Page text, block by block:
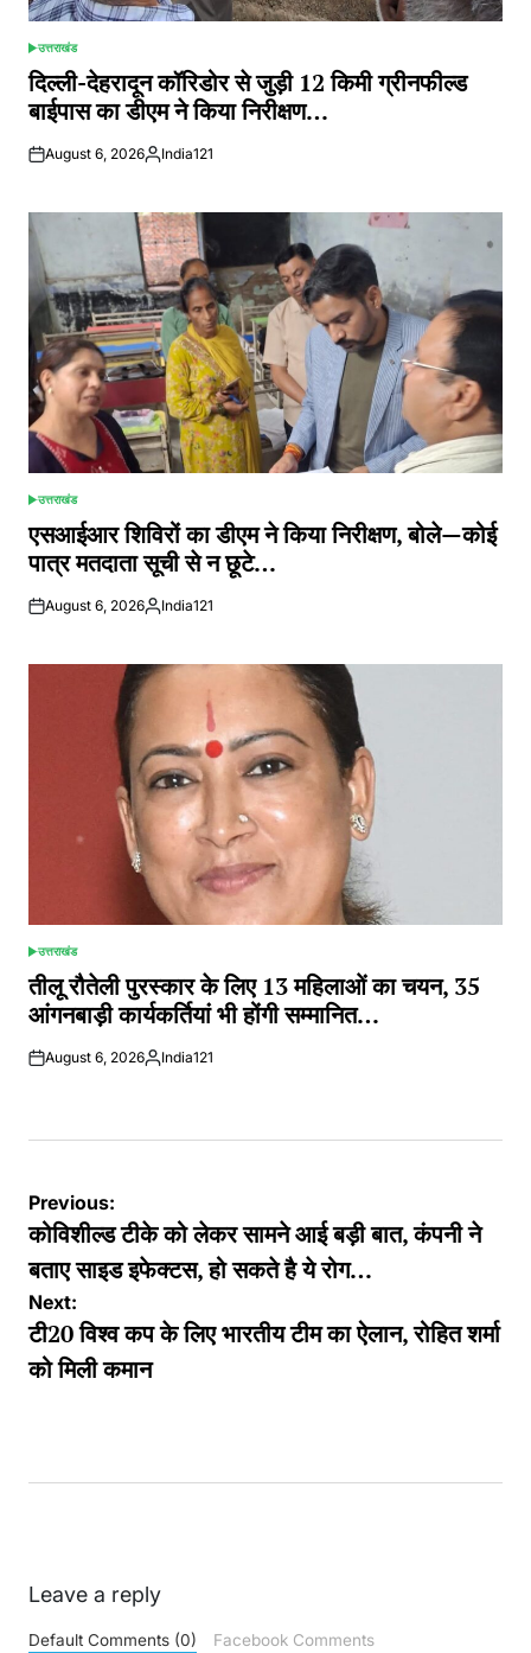
POSTED
IN
उत्तराखंड
दिल्ली-देहरादून कॉरिडोर से जुड़ी 12 किमी ग्रीनफील्ड
बाईपास का डीएम ने किया निरीक्षण…
August 6, 2026Posted
India121
POSTED
IN
उत्तराखंड
एसआईआर शिविरों का डीएम ने किया निरीक्षण, बोले—कोई
पात्र मतदाता सूची से न छूटे…
August 6, 2026Posted
India121
POSTED
IN
उत्तराखंड
तीलू रौतेली पुरस्कार के लिए 13 महिलाओं का चयन, 35
आंगनबाड़ी कार्यकर्तियां भी होंगी सम्मानित…
August 6, 2026Posted
India121
Post
navigation
Previous:
कोविशील्ड टीके को लेकर सामने आई बड़ी बात, कंपनी ने
बताए साइड इफेक्टस, हो सकते है ये रोग…
Next:
टी20 विश्व कप के लिए भारतीय टीम का ऐलान, रोहित शर्मा
को मिली कमान
Leave a reply
Default Comments (0) Facebook Comments